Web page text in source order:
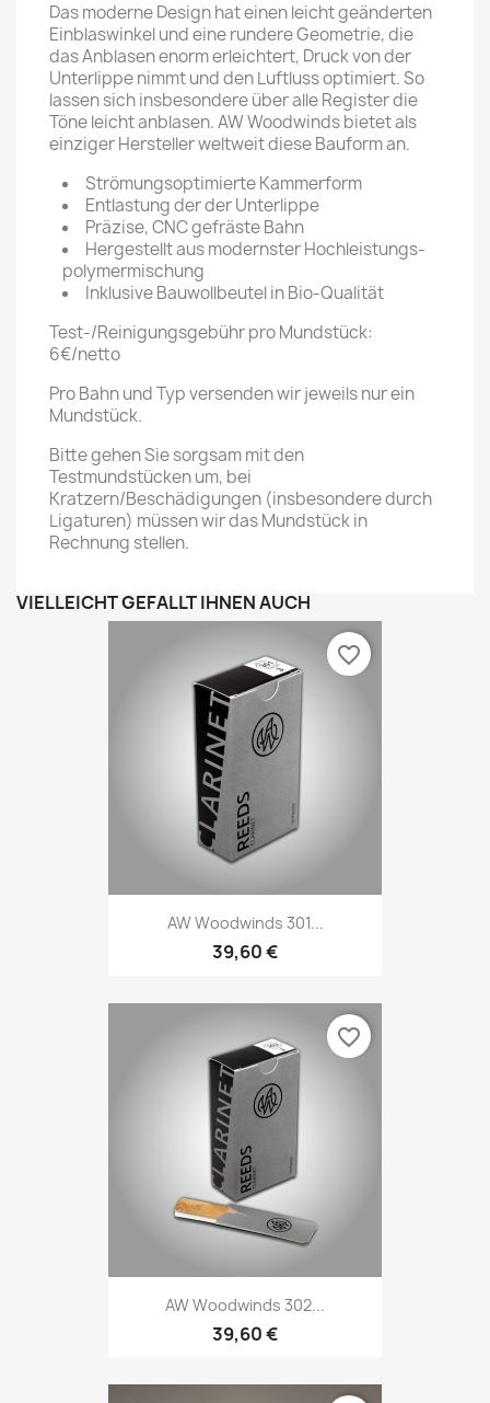
Das moderne Design hat einen leicht geänderten
Einblaswinkel und eine rundere Geometrie, die
das Anblasen enorm erleichtert, Druck von der
Unterlippe nimmt und den Luftluss optimiert. So
lassen sich insbesondere über alle Register die
Töne leicht anblasen. AW Woodwinds bietet als
einziger Hersteller weltweit diese Bauform an.
Strömungsoptimierte Kammerform
Entlastung der der Unterlippe
Präzise, CNC gefräste Bahn
Hergestellt aus modernster Hochleistungs-
polymermischung
Inklusive Bauwollbeutel in Bio-Qualität
Test-/Reinigungsgebühr pro Mundstück:
6€/netto
Pro Bahn und Typ versenden wir jeweils nur ein
Mundstück.
Bitte gehen Sie sorgsam mit den
Testmundstücken um, bei
Kratzern/Beschädigungen (insbesondere durch
Ligaturen) müssen wir das Mundstück in
Rechnung stellen.
VIELLEICHT GEFÄLLT IHNEN AUCH
AW Woodwinds 301...
39,60 €
favorite_border
AW Woodwinds 302...
39,60 €
favorite_border